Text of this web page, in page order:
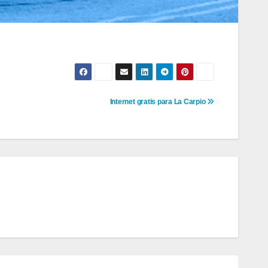
Internet gratis para La Carpio